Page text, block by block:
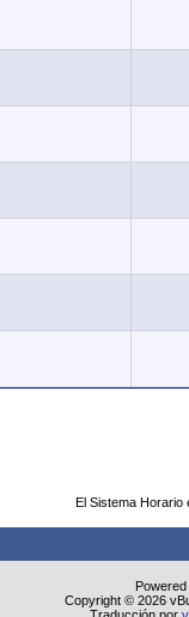
El Sistema
Copyright © 2026